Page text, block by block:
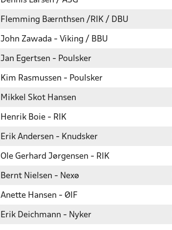
Flemming Bærnthsen /RIK / DBU
John Zawada - Viking / BBU
Jan Egertsen - Poulsker
Kim Rasmussen - Poulsker
Mikkel Skot Hansen
Henrik Boie - RIK
Erik Andersen - Knudsker
Ole Gerhard Jørgensen - RIK
Bernt Nielsen - Nexø
Anette Hansen - ØIF
Erik Deichmann - Nyker